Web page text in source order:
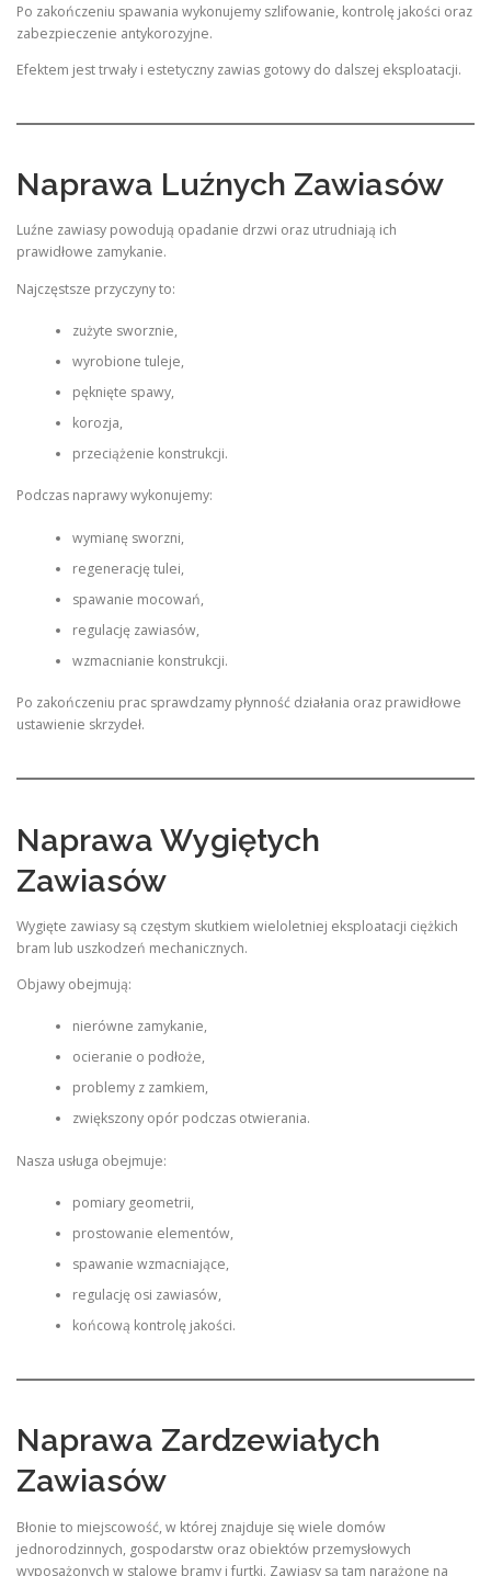
Po zakończeniu spawania wykonujemy szlifowanie, kontrolę jakości oraz
zabezpieczenie antykorozyjne.
Efektem jest trwały i estetyczny zawias gotowy do dalszej eksploatacji.
Naprawa Luźnych Zawiasów
Luźne zawiasy powodują opadanie drzwi oraz utrudniają ich
prawidłowe zamykanie.
Najczęstsze przyczyny to:
zużyte sworznie,
wyrobione tuleje,
pęknięte spawy,
korozja,
przeciążenie konstrukcji.
Podczas naprawy wykonujemy:
wymianę sworzni,
regenerację tulei,
spawanie mocowań,
regulację zawiasów,
wzmacnianie konstrukcji.
Po zakończeniu prac sprawdzamy płynność działania oraz prawidłowe
ustawienie skrzydeł.
Naprawa Wygiętych
Zawiasów
Wygięte zawiasy są częstym skutkiem wieloletniej eksploatacji ciężkich
bram lub uszkodzeń mechanicznych.
Objawy obejmują:
nierówne zamykanie,
ocieranie o podłoże,
problemy z zamkiem,
zwiększony opór podczas otwierania.
Nasza usługa obejmuje:
pomiary geometrii,
prostowanie elementów,
spawanie wzmacniające,
regulację osi zawiasów,
końcową kontrolę jakości.
Naprawa Zardzewiałych
Zawiasów
Błonie to miejscowość, w której znajduje się wiele domów
jednorodzinnych, gospodarstw oraz obiektów przemysłowych
wyposażonych w stalowe bramy i furtki. Zawiasy są tam narażone na